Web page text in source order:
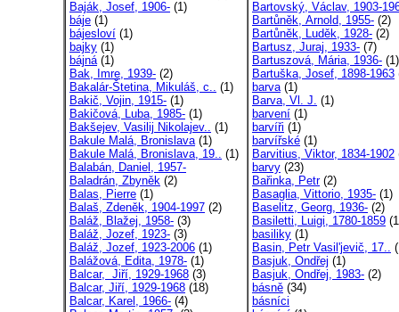
Baják, Josef, 1906- (1)
báje (1)
bájesloví (1)
bajky (1)
bájná(1)
Bak, Imre, 1939- (2)
Bakalár-Štetina, Mikuláš, c.. (1)
Bakič, Vojin, 1915- (1)
Bakičová, Luba, 1985- (1)
Bakšejev, Vasilij Nikolajev.. (1)
Bakule Malá, Bronislava(1)
Bakule Malá, Bronislava, 19.. (1)
Balabán, Daniel, 1957-
Baladrán, Zbyněk (2)
Balas, Pierre (1)
Balaš, Zdeněk, 1904-1997 (2)
Baláž, Blažej, 1958- (3)
Baláž, Jozef, 1923- (3)
Baláž, Jozef, 1923-2006 (1)
Balážová, Edita, 1978- (1)
Balcar, Jiří, 1929-1968 (3)
Balcar, Jiří, 1929-1968 (18)
Balcar, Karel, 1966- (4)
Bartovský, Václav, 1903-
Bartůněk, Arnold, 1955- (2)
Bartůněk, Luděk, 1928- (2)
Bartusz, Juraj, 1933- (7)
Bartuszová, Mária, 1936- (1)
Bartuška, Josef, 1898-1963
barva(1)
Barva, Vl. J. (1)
barvení (1)
barvíři (1)
barvířské (1)
Barvitius, Viktor, 1834-1902
barvy (23)
Bařinka, Petr(2)
Basaglia, Vittorio, 1935- (1)
Baselitz, Georg, 1936- (2)
Basiletti, Luigi, 1780-1859
basiliky (1)
Basin, Petr Vasil'jevič, 17..
Basjuk, Ondřej (1)
Basjuk, Ondřej, 1983- (2)
básně (34)
básníci